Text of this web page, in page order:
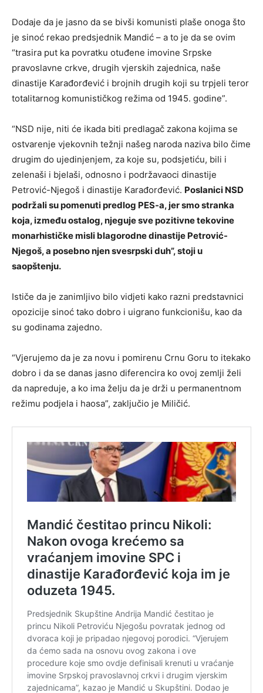
Dodaje da je jasno da se bivši komunisti plaše onoga što
je sinoć rekao predsjednik Mandić – a to je da se ovim
“trasira put ka povratku otuđene imovine Srpske
pravoslavne crkve, drugih vjerskih zajednica, naše
dinastije Karađorđević i brojnih drugih koji su trpjeli teror
totalitarnog komunističkog režima od 1945. godine”.
“NSD nije, niti će ikada biti predlagač zakona kojima se
ostvarenje vjekovnih težnji našeg naroda naziva bilo čime
drugim do ujedinjenjem, za koje su, podsjetiću, bili i
zelenaši i bjelaši, odnosno i podržavaoci dinastije
Petrović-Njegoš i dinastije Karađorđević. Poslanici NSD
podržali su pomenuti predlog PES-a, jer smo stranka
koja, između ostalog, njeguje sve pozitivne tekovine
monarhističke misli blagorodne dinastije Petrović-
Njegoš, a posebno njen svesrpski duh”, stoji u
saopštenju.
Ističe da je zanimljivo bilo vidjeti kako razni predstavnici
opozicije sinoć tako dobro i uigrano funkcionišu, kao da
su godinama zajedno.
“Vjerujemo da je za novu i pomirenu Crnu Goru to itekako
dobro i da se danas jasno diferencira ko ovoj zemlji želi
da napreduje, a ko ima želju da je drži u permanentnom
režimu podjela i haosa”, zaključio je Miličić.